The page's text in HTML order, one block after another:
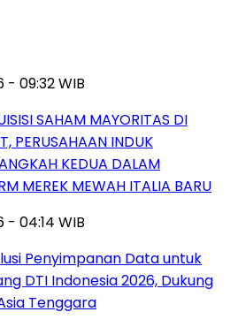
- 09:32 WIB
SAHAM MAYORITAS DI
PERUSAHAAN INDUK
KEDUA DALAM
MEREK MEWAH ITALIA BARU
- 04:14 WIB
Penyimpanan Data untuk
DTI Indonesia 2026, Dukung
Tenggara